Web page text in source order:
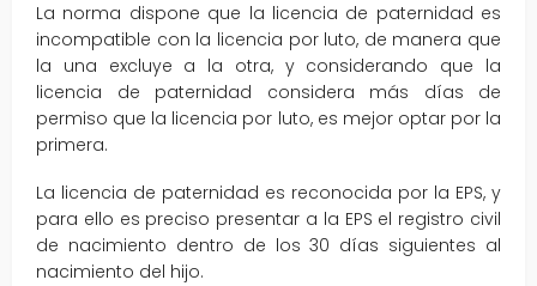
La norma dispone que la licencia de paternidad es
incompatible con la licencia por luto, de manera que
la una excluye a la otra, y considerando que la
licencia de paternidad considera más días de
permiso que la licencia por luto, es mejor optar por la
primera.
La licencia de paternidad es reconocida por la EPS, y
para ello es preciso presentar a la EPS el registro civil
de nacimiento dentro de los 30 días siguientes al
nacimiento del hijo.